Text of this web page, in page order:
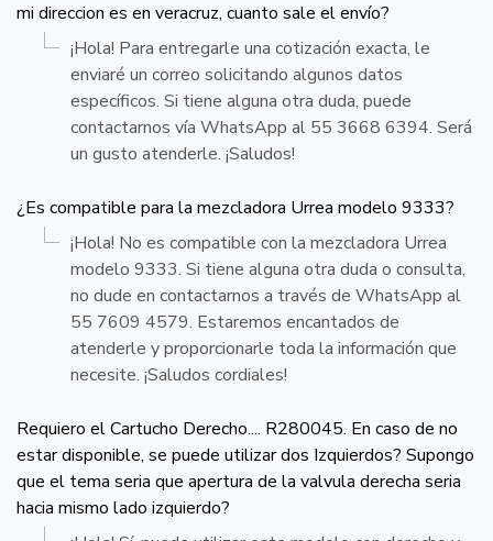
mi direccion es en veracruz, cuanto sale el envío?
¡Hola! Para entregarle una cotización exacta, le
enviaré un correo solicitando algunos datos
específicos. Si tiene alguna otra duda, puede
contactarnos vía WhatsApp al 55 3668 6394. Será
un gusto atenderle. ¡Saludos!
¿Es compatible para la mezcladora Urrea modelo 9333?
¡Hola! No es compatible con la mezcladora Urrea
modelo 9333. Si tiene alguna otra duda o consulta,
no dude en contactarnos a través de WhatsApp al
55 7609 4579. Estaremos encantados de
atenderle y proporcionarle toda la información que
necesite. ¡Saludos cordiales!
Requiero el Cartucho Derecho.... R280045. En caso de no
estar disponible, se puede utilizar dos Izquierdos? Supongo
que el tema seria que apertura de la valvula derecha seria
hacia mismo lado izquierdo?